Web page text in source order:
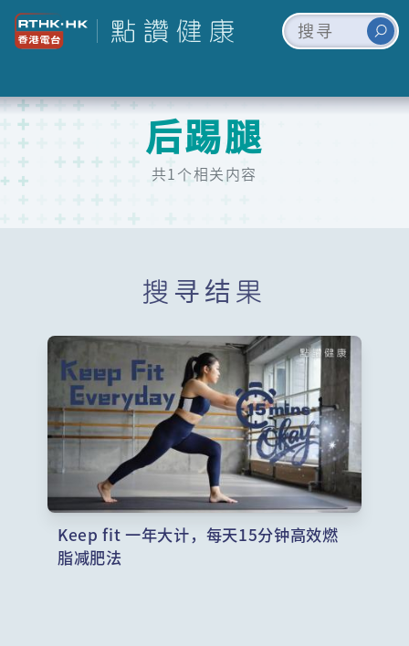
后踢腿
共1个相关内容
搜寻结果
Keep fit 一年大计，每天15分钟高效燃
脂减肥法